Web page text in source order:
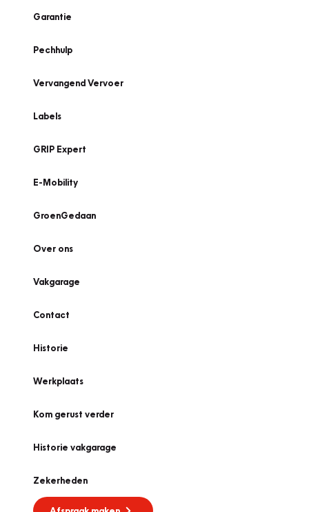
Garantie
Pechhulp
Vervangend Vervoer
Labels
GRIP Expert
E-Mobility
GroenGedaan
Over ons
Vakgarage
Contact
Historie
Werkplaats
Kom gerust verder
Historie vakgarage
Zekerheden